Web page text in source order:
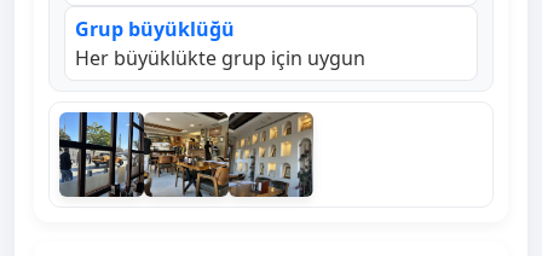
Grup büyüklüğü
Her büyüklükte grup için uygun